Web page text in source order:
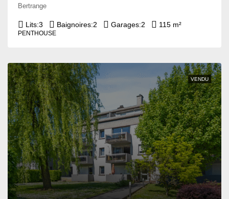
Bertrange
Lits:3 Baignoires:2 Garages:2 115 m²
PENTHOUSE
VENDU